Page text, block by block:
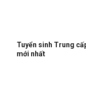
Tuyển sinh Trung
mới nhất